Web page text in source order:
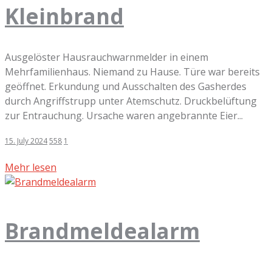
Kleinbrand
Ausgelöster Hausrauchwarnmelder in einem
Mehrfamilienhaus. Niemand zu Hause. Türe war bereits
geöffnet. Erkundung und Ausschalten des Gasherdes
durch Angriffstrupp unter Atemschutz. Druckbelüftung
zur Entrauchung. Ursache waren angebrannte Eier...
15. July 2024558 1
Mehr lesen
Brandmeldealarm